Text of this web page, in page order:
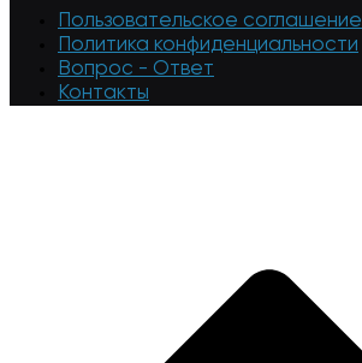
Пользовательское соглашение
Политика конфиденциальности
Вопрос - Ответ
Контакты